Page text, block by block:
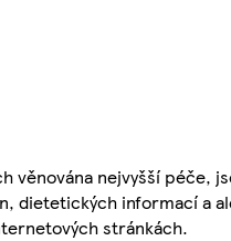
věnována nejvyšší péče,
dietetických informací a
stránkách.